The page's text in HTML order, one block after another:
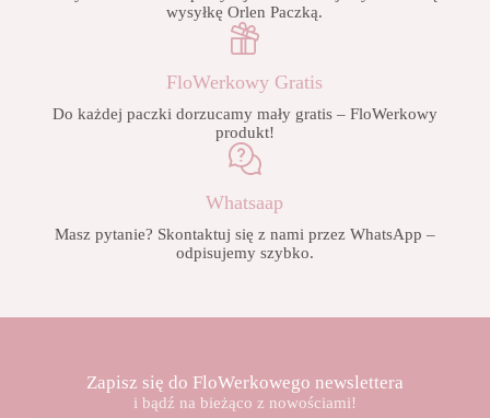
wysyłkę Orlen Paczką.
FloWerkowy Gratis
Do każdej paczki dorzucamy mały gratis – FloWerkowy
produkt!
Whatsaap
Masz pytanie? Skontaktuj się z nami przez WhatsApp –
odpisujemy szybko.
Zapisz się do FloWerkowego newslettera
i bądź na bieżąco z nowościami!